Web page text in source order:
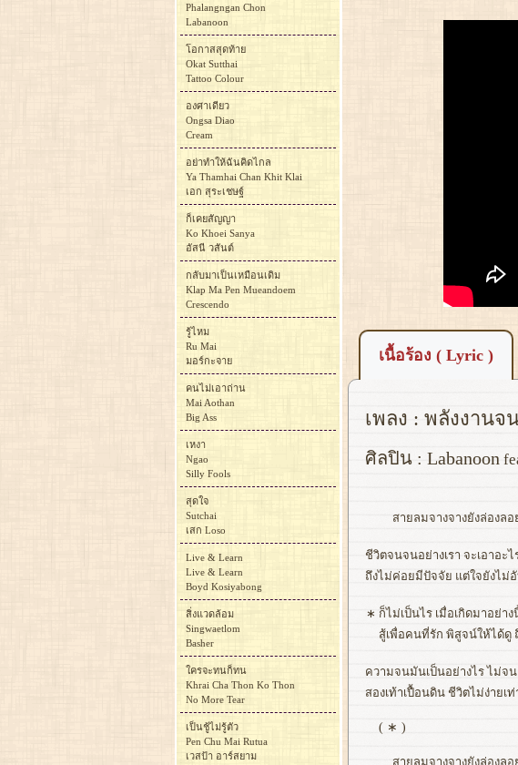
เนื้อร้อง ( Lyric )
เพลง : พลังงานจ
ศิลปิน : Labanoon
สายลมจางจางยังล่องล
ชีวิตจนจนอย่างเรา จะเอาอ
ถึงไม่ค่อยมีปัจจัย แต่ใจยังไ
∗ ก็ไม่เป็นไร เมื่อเกิดมาอย่า
สู้เพื่อคนที่รัก พิสูจน์ให้ได้ดู
ความจนมันเป็นอย่างไร ไม่จน
สองเท้าเปื้อนดิน ชีวิตไม่ง่ายเ
( ∗ )
สายลมจางจางยังล่องล
Phalangngan Chon
Labanoon
โอกาสสุดท้าย
Okat Sutthai
Tattoo Colour
องศาเดียว
Ongsa Diao
Cream
อย่าทำให้ฉันคิดไกล
Ya Thamhai Chan Khit Klai
เอก สุระเชษฐ์
ก็เคยสัญญา
Ko Khoei Sanya
อัสนี วสันต์
กลับมาเป็นเหมือนเดิม
Klap Ma Pen Mueandoem
Crescendo
รู้ไหม
Ru Mai
มอร์กะจาย
คนไม่เอาถ่าน
Mai Aothan
Big Ass
เหงา
Ngao
Silly Fools
สุดใจ
Sutchai
เสก Loso
Live & Learn
Live & Learn
Boyd Kosiyabong
สิ่งแวดล้อม
Singwaetlom
Basher
ใครจะทนก็ทน
Khrai Cha Thon Ko Thon
No More Tear
เป็นชู้ไม่รู้ตัว
Pen Chu Mai Rutua
เวสป้า อาร์สยาม